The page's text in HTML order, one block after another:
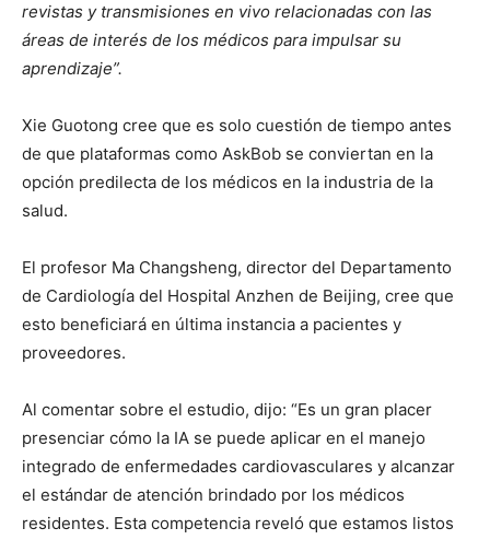
revistas y transmisiones en vivo relacionadas con las
áreas de interés de los médicos para impulsar su
aprendizaje”.
Xie Guotong cree que es solo cuestión de tiempo antes
de que plataformas como AskBob se conviertan en la
opción predilecta de los médicos en la industria de la
salud.
El profesor Ma Changsheng, director del Departamento
de Cardiología del Hospital Anzhen de Beijing, cree que
esto beneficiará en última instancia a pacientes y
proveedores.
Al comentar sobre el estudio, dijo: “Es un gran placer
presenciar cómo la IA se puede aplicar en el manejo
integrado de enfermedades cardiovasculares y alcanzar
el estándar de atención brindado por los médicos
residentes. Esta competencia reveló que estamos listos